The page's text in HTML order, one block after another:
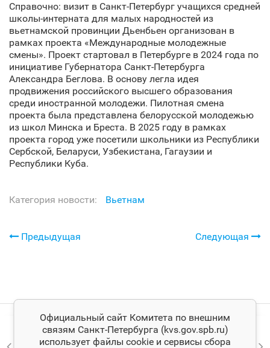
Справочно: визит в Санкт‑Петербург учащихся средней
школы-интерната для малых народностей из
вьетнамской провинции Дьенбьен организован в
рамках проекта «Международные молодежные
смены». Проект стартовал в Петербурге в 2024 года по
инициативе Губернатора Санкт‑Петербурга
Александра Беглова. В основу легла идея
продвижения российского высшего образования
среди иностранной молодежи. Пилотная смена
проекта была представлена белорусской молодежью
из школ Минска и Бреста. В 2025 году в рамках
проекта город уже посетили школьники из Республики
Сербской, Беларуси, Узбекистана, Гагаузии и
Республики Куба.
Категория новости: Вьетнам
Предыдущая Следующая
Официальный сайт Комитета по внешним
связям Санкт‑Петербурга (kvs.gov.spb.ru)
использует файлы cookie и сервисы сбора